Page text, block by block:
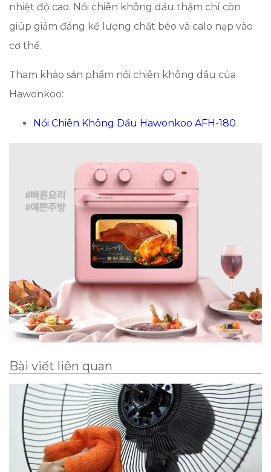
nhiệt độ cao. Nồi chiên không dầu thậm chí còn
giúp giảm đáng kể lượng chất béo và calo nạp vào
cơ thể.
Tham khảo sản phẩm nồi chiên không dầu của
Hawonkoo:
Nồi Chiên Không Dầu Hawonkoo AFH-180
Bài viết liên quan